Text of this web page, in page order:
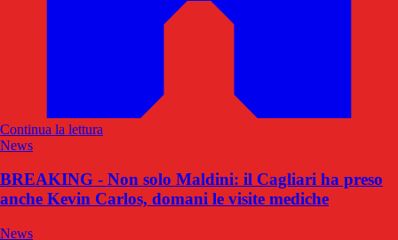
Continua la lettura
News
BREAKING - Non solo Maldini: il Cagliari ha preso
anche Kevin Carlos, domani le visite mediche
News